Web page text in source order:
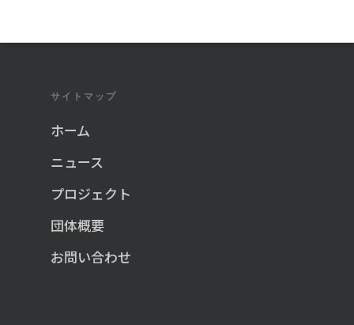
サイトマップ
ホーム
ニュース
プロジェクト
団体概要
お問い合わせ